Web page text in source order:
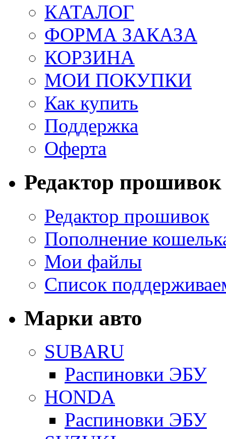
КАТАЛОГ
ФОРМА ЗАКАЗА
КОРЗИНА
МОИ ПОКУПКИ
Как купить
Поддержка
Оферта
Редактор прошивок
Редактор прошивок
Пополнение
Мои файлы
Список
Марки авто
SUBARU
Распиновки ЭБУ
HONDA
Распиновки ЭБУ